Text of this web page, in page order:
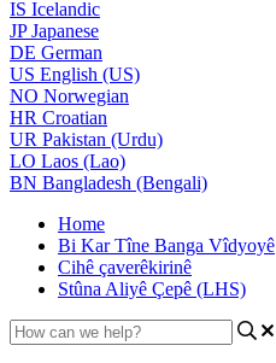
IS Icelandic
JPJapanese
DE German
US English (US)
NO Norwegian
HR Croatian
UR Pakistan (Urdu)
LO Laos (Lao)
BN Bangladesh (Bengali)
Home
Bi Kar Tîne Banga Vîdyoyê
Cihê çaverêkirinê
Stûna Aliyê Çepê (LHS)